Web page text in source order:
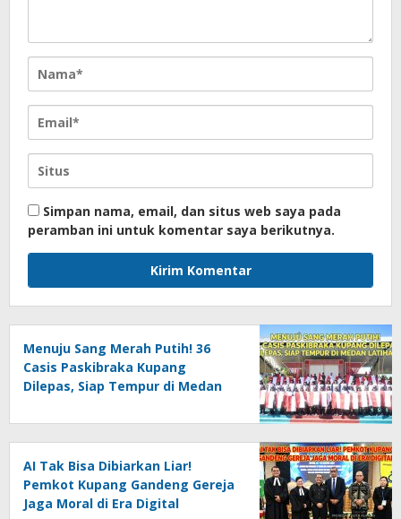
Simpan nama, email, dan situs web saya pada
peramban ini untuk komentar saya berikutnya.
Menuju Sang Merah Putih! 36
Casis Paskibraka Kupang
Dilepas, Siap Tempur di Medan
AI Tak Bisa Dibiarkan Liar!
Pemkot Kupang Gandeng Gereja
Jaga Moral di Era Digital